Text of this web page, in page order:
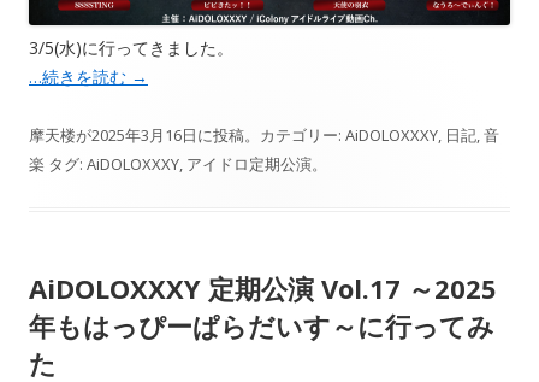
3/5(水)に行ってきました。
…続きを読む →
摩天楼が2025年3月16日に投稿。カテゴリー: AiDOLOXXXY, 日記,音
楽 タグ: AiDOLOXXXY, アイドロ定期公演。
AiDOLOXXXY 定期公演 Vol.17 ～2025
年もはっぴーぱらだいす～に行ってみ
た